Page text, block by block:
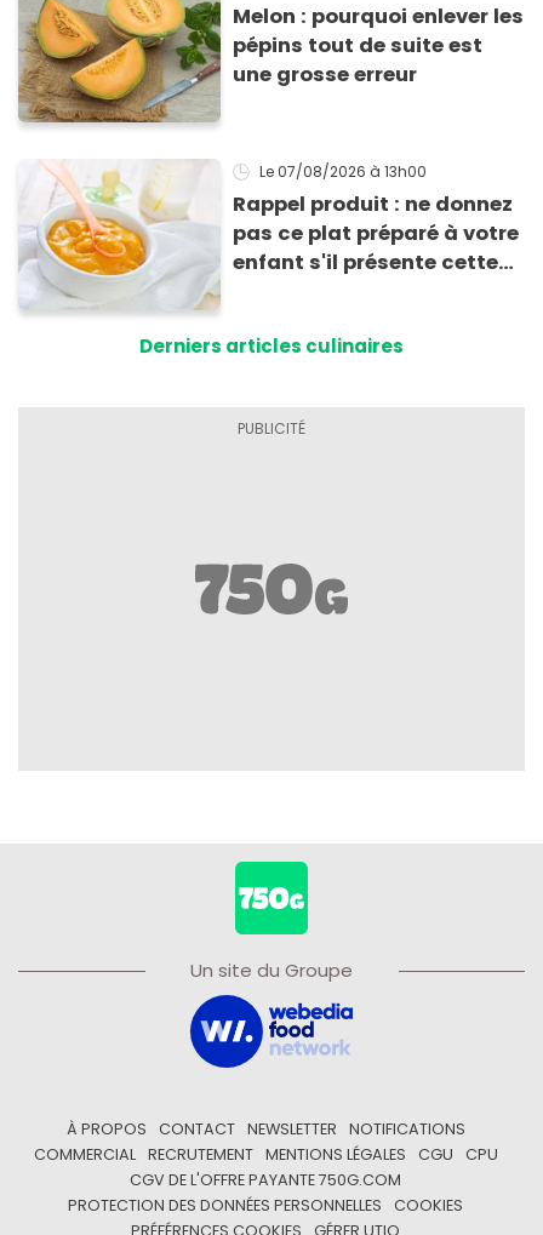
Melon : pourquoi enlever les
pépins tout de suite est
une grosse erreur
Le 07/08/2026 à 13h00
Rappel produit : ne donnez
pas ce plat préparé à votre
enfant s'il présente cette
Derniers articles culinaires
Un site du Groupe
À PROPOS CONTACT NEWSLETTER
NOTIFICATIONS
COMMERCIAL
RECRUTEMENT MENTIONS LÉGALES CGU
CPU
CGV DE L'OFFRE PAYANTE 750G.COM
PROTECTION DES DONNÉES PERSONNELLES
COOKIES